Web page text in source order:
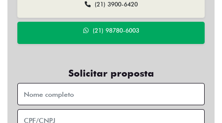
(21) 3900-6420
(21) 98780-6003
Solicitar proposta